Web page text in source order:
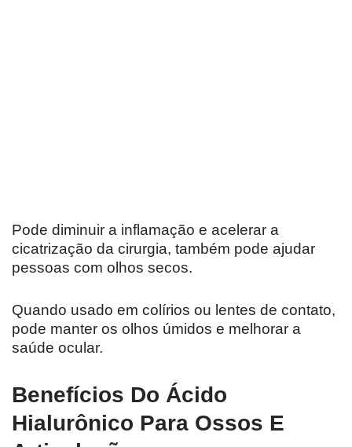
Pode diminuir a inflamação e acelerar a
cicatrização da cirurgia, também pode ajudar
pessoas com olhos secos.
Quando usado em colírios ou lentes de contato,
pode manter os olhos úmidos e melhorar a
saúde ocular.
Benefícios Do Ácido
Hialurônico Para Ossos E